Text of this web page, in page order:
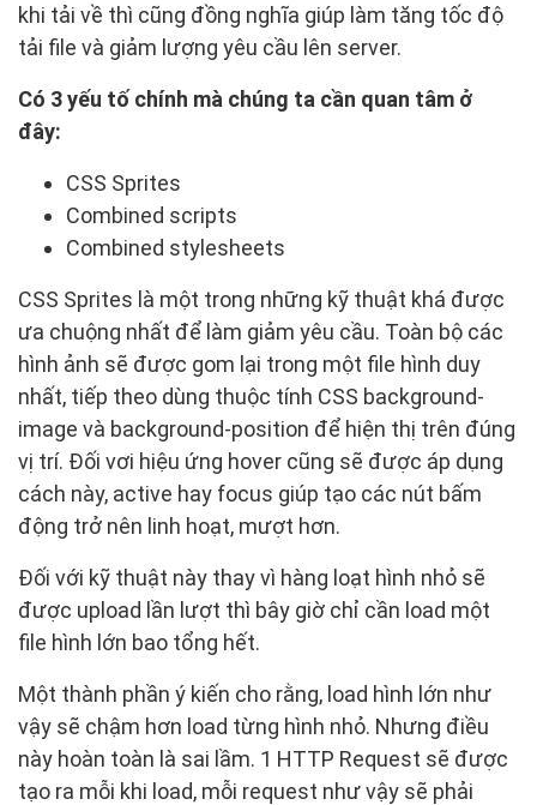
khi tải về thì cũng đồng nghĩa giúp làm tăng tốc độ
tải file và giảm lượng yêu cầu lên server.
Có 3 yếu tố chính mà chúng ta cần quan tâm ở
đây:
CSS Sprites
Combined scripts
Combined stylesheets
CSS Sprites là một trong những kỹ thuật khá được
ưa chuộng nhất để làm giảm yêu cầu. Toàn bộ các
hình ảnh sẽ được gom lại trong một file hình duy
nhất, tiếp theo dùng thuộc tính CSS background-
image và background-position để hiện thị trên đúng
vị trí. Đối vơi hiệu ứng hover cũng sẽ được áp dụng
cách này, active hay focus giúp tạo các nút bấm
động trở nên linh hoạt, mượt hơn.
Đối với kỹ thuật này thay vì hàng loạt hình nhỏ sẽ
được upload lần lượt thì bây giờ chỉ cần load một
file hình lớn bao tổng hết.
Một thành phần ý kiến cho rằng, load hình lớn như
vậy sẽ chậm hơn load từng hình nhỏ. Nhưng điều
này hoàn toàn là sai lầm. 1 HTTP Request sẽ được
tạo ra mỗi khi load, mỗi request như vậy sẽ phải